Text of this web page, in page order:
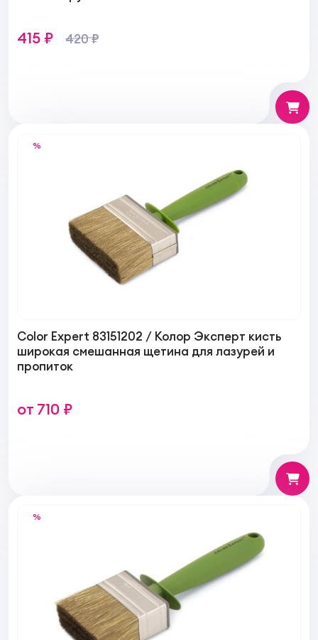
415 ₽ 420 ₽
%
Color Expert 83151202 / Колор Эксперт кисть
широкая смешанная щетина для лазурей и
пропиток
от 710 ₽
%